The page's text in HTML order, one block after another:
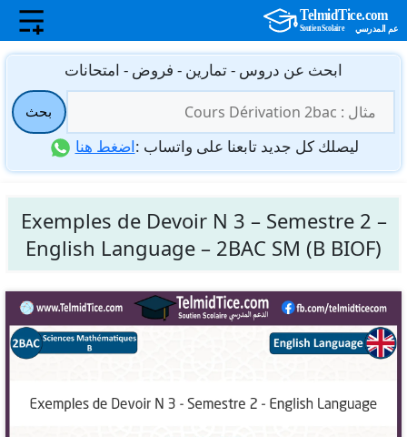
انتقل
المحتوى
ابحث عن دروس - تمارين - فروض - امتحانات
عن:
بحث
ليصلك كل جديد تابعنا على واتساب :اضغط هنا
Exemples de Devoir N 3 – Semestre 2 –
English Language – 2BAC SM (B BIOF)